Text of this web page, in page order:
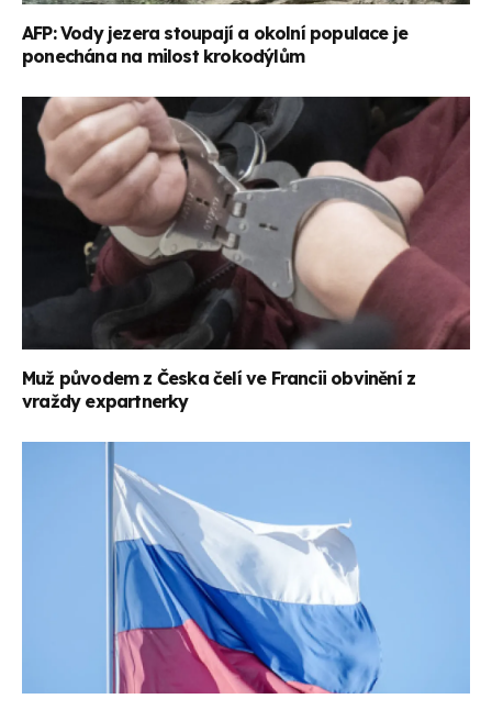
AFP: Vody jezera stoupají a okolní populace je
ponechána na milost krokodýlům
Muž původem z Česka čelí ve Francii obvinění z
vraždy expartnerky